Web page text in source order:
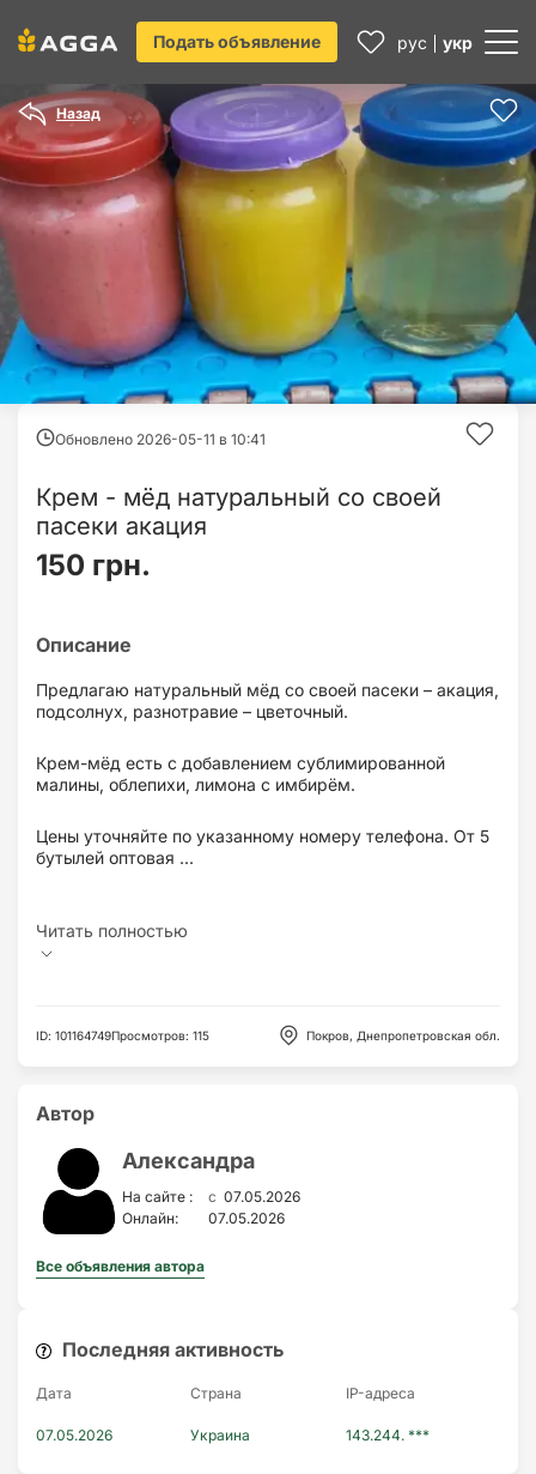
Подать объявление рус укр
Назад
Обновлено 2026-05-11 в 10:41
Крем - мёд натуральный со своей
пасеки акация
150 грн.
Предлагаю натуральный мёд со своей пасеки – акация,
подсолнух, разнотравие – цветочный.
Крем-мёд есть с добавлением сублимированной
малины, облепихи, лимона с имбирём.
Цены уточняйте по указанному номеру телефона. От 5
бутылей оптовая ...
ID: 101164749Просмотров: 115 Покров, Днепропетровская обл.
Автор
Александра
На сайте : c 07.05.2026
Онлайн:
07.05.2026
Все объявления автора
Последняя активность
Дата Страна IP-адресa
07.05.2026 Украина 143.244. ***